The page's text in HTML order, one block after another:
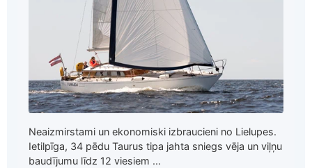
Neaizmirstami un ekonomiski izbraucieni no Lielupes.
Ietilpīga, 34 pēdu Taurus tipa jahta sniegs vēja un viļņu
baudījumu līdz 12 viesiem ...